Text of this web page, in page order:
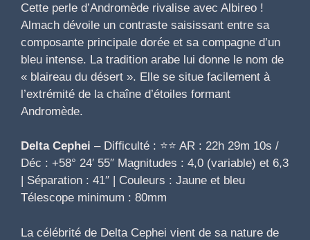
Cette perle d’Andromède rivalise avec Albireo !
Almach dévoile un contraste saisissant entre sa
composante principale dorée et sa compagne d’un
bleu intense. La tradition arabe lui donne le nom de
« blaireau du désert ». Elle se situe facilement à
l’extrémité de la chaîne d’étoiles formant
Andromède.
Delta Cephei – Difficulté : ⭐⭐ AR : 22h 29m 10s /
Déc : +58° 24′ 55″ Magnitudes : 4,0 (variable) et 6,3
| Séparation : 41″ | Couleurs : Jaune et bleu
Télescope minimum : 80mm
La célébrité de Delta Cephei vient de sa nature de